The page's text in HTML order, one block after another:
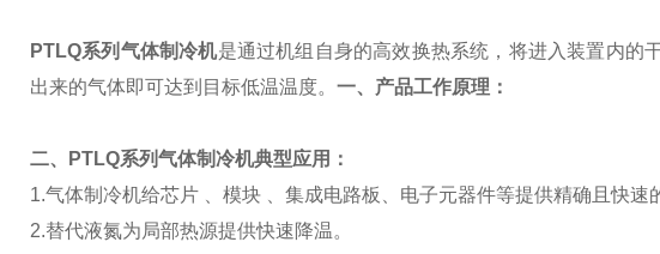
PTLQ系列气体制冷机是通过机组自身的高效换热系统，将进入装置内的
出来的气体即可达到目标低温温度。 一、产品工作原理：
二、PTLQ系列气体制冷机典型应用：
1.气体制冷机给芯片 、模块 、集成电路板、电子元器件等提供精确且快速
2.替代液氮为局部热源提供快速降温。